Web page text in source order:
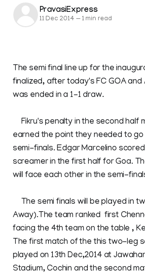
PravasiExpress
11 Dec 2014 —1 min read
The semi final line up for the
finalized, after today's FC GOA and
was ended in a 1-1 draw.
Fikru's penalty in the second half
earned the point they needed to
semi-finals. Edgar Marcelino
screamer in the first half for Goa.
will face each other in the semi-
The semi finals will be played in
Away).The team ranked first
facing the 4th team on the table ,
The first match of the this two-leg
played on 13th Dec,2014 at
Stadium, Cochin and the second